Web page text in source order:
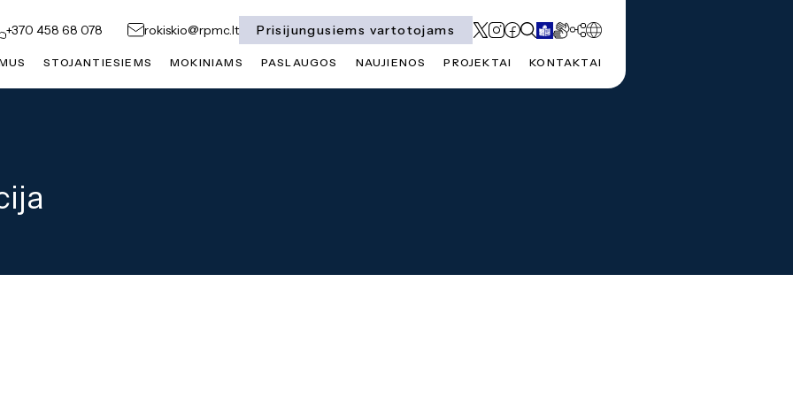
+370 458 68 078 rokiskio@rpmc.lt Prisijungusiems vartotojams
STOJANTIESIEMS MOKINIAMS PASLAUGOS NAUJIENOS PROJEKTAI KONTAKTAI